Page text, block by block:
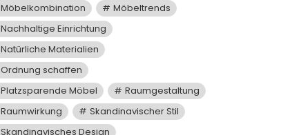
Möbelkombination
Möbeltrends
Nachhaltige Einrichtung
Natürliche Materialien
Ordnung schaffen
Platzsparende Möbel
Raumgestaltung
Raumwirkung
Skandinavischer Stil
Skandinavisches Design